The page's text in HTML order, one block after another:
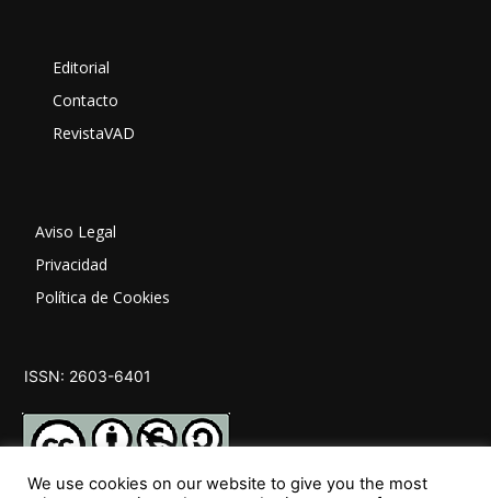
Editorial
Contacto
RevistaVAD
Aviso Legal
Privacidad
Política de Cookies
ISSN: 2603-6401
We use cookies on our website to give you the most